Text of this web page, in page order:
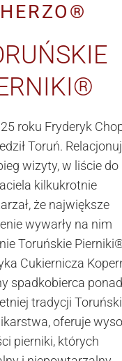
roku Fryderyk
Toruń.
wizyty, w liście do
kilkukrotnie
że największe
wywarły na nim
Toruńskie
Cukiernicza
spadkobierca ponad
tradycji
oferuje
pierniki, których